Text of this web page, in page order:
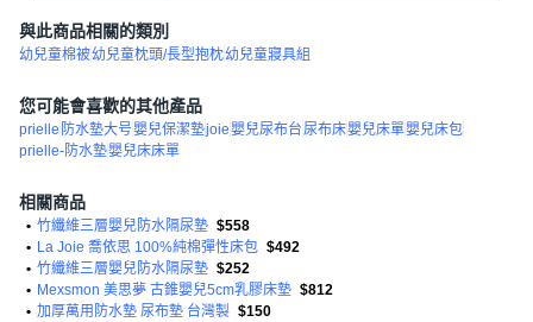
與此商品相關的類別
幼兒童棉被幼兒童枕頭/長型抱枕幼兒童寢具組
您可能會喜歡的其他產品
prielle 防水墊大号嬰兒保潔墊joie嬰兒尿布台尿布床嬰兒床單嬰兒床包
prielle-防水墊嬰兒床床單
相關商品
• 竹纖維三層嬰兒防水隔尿墊 $558
• La Joie 喬依思 100%純棉彈性床包 $492
• 竹纖維三層嬰兒防水隔尿墊 $252
• Mexsmon 美思夢 古錐嬰兒5cm乳膠床墊 $812
• 加厚萬用防水墊 尿布墊 台灣製 $150